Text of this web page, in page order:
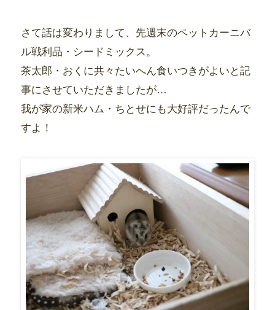
さて話は変わりまして、先週末のペットカーニバ
ル戦利品・シードミックス。
茶太郎・おくに共々たいへん食いつきがよいと記
事にさせていただきましたが…
我が家の新米ハム・ちとせにも大好評だったんで
すよ！